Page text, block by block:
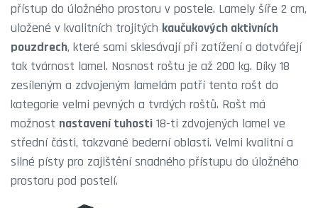
přístup do úložného prostoru v postele. Lamely šíře 2 cm,
uložené v kvalitních trojitých kaučukových aktivních
pouzdrech, které sami sklesávají při zatížení a dotvářejí
tak tvárnost lamel. Nosnost roštu je až 200 kg. Díky 18
zesíleným a zdvojeným lamelám patří tento rošt do
kategorie velmi pevných a tvrdých roštů. Rošt má
možnost nastavení tuhosti 18-ti zdvojených lamel ve
střední části, takzvané bederní oblasti. Velmi kvalitní a
silné písty pro zajištění snadného přístupu do úložného
prostoru pod postelí.